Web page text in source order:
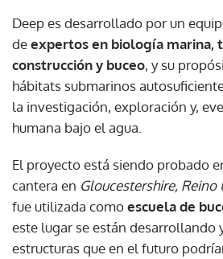
Deep es desarrollado por un
deexpertos en biología marina,
construcción y buceo, y su
hábitats submarinos
la investigación, exploración y,
humana bajo el agua.
El proyecto está siendo probado
cantera en Gloucestershire, Reino
fue utilizada comoescuela de
este lugar se están desarrollando
estructuras que en el futuro